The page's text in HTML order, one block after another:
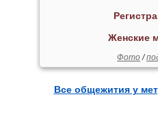
Женские
Фото/
Все общежития у